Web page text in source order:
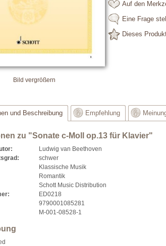
Auf den
Eine Frage
Dieses
Bild vergrößern
und Beschreibung Empfehlung
zu "Sonate c-Moll op.13 für Klavier"
Ludwig van Beethoven
schwer
Klassische Musik
Romantik
Schott Music Distribution
ED0218
9790001085281
M-001-08528-1